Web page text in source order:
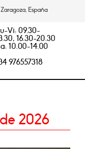
España
Vi: 09.30-
16.30-20.30
10.00-14.00
976557318
2026